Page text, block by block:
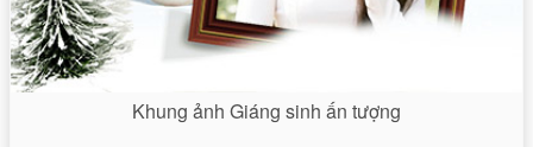
Khung ảnh Giáng sinh ấn tượng